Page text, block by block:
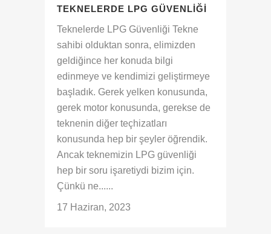
TEKNELERDE LPG GÜVENLIĞI
Teknelerde LPG Güvenliği Tekne
sahibi olduktan sonra, elimizden
geldiğince her konuda bilgi
edinmeye ve kendimizi geliştirmeye
başladık. Gerek yelken konusunda,
gerek motor konusunda, gerekse de
teknenin diğer teçhizatları
konusunda hep bir şeyler öğrendik.
Ancak teknemizin LPG güvenliği
hep bir soru işaretiydi bizim için.
Çünkü ne......
17 Haziran, 2023